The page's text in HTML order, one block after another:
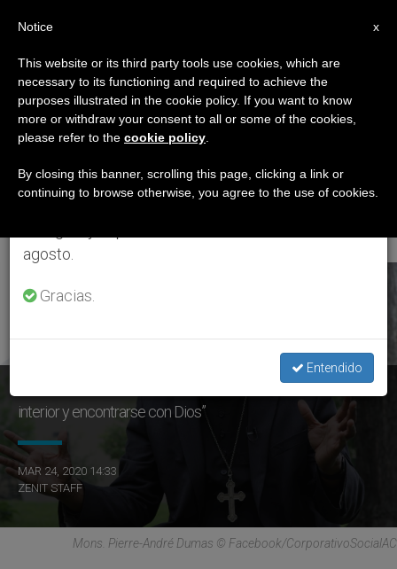
ETIQUETA
Posts Tagged
‘diócesis De Anse-À-
Veau Et Miragoâne’
ÚLTIMAS NOTICIAS
Haití: Mons. Dumas anima a los fieles a “fortalecer su vida
interior y encontrarse con Dios”
MAR 24, 2020 14:33
ZENIT STAFF
Mons. Pierre-André Dumas © Facebook/CorporativoSocialAC
×
Aviso importante
Del 27 de julio al 7 de agosto haremos la pausa
anual, aprovechando que en el periodo de verano
se generan menos informaciones y también el
agosto.
Gracias.
Entendido
x
Notice
This website or its third party tools use cookies, which are
necessary to its functioning and required to achieve the
purposes illustrated in the cookie policy. If you want to know
more or withdraw your consent to all or some of the cookies,
please refer to the cookie policy
By closing this banner, scrolling this page, clicking a link or
continuing to browse otherwise, you agree to the use of cookies.